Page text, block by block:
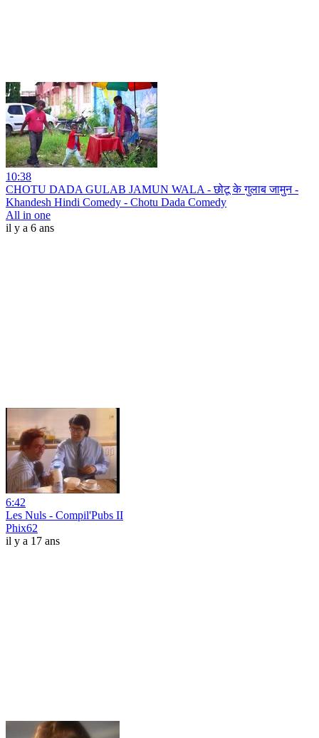
10:38
CHOTU DADA GULAB JAMUN WALA - छोटू के गुलाब जामुन -
Khandesh Hindi Comedy - Chotu Dada Comedy
All in one
il y a 6 ans
6:42
Les Nuls - Compil'Pubs II
Phix62
il y a 17 ans